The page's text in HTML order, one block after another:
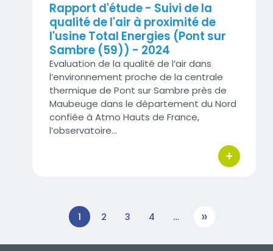
Rapport d'étude - Suivi de la
qualité de l'air à proximité de
l'usine Total Energies (Pont sur
Sambre (59)) - 2024
Evaluation de la qualité de l’air dans
l’environnement proche de la centrale
thermique de Pont sur Sambre près de
Maubeuge dans le département du Nord
confiée à Atmo Hauts de France,
l’observatoire…
+
bouton
1 2 3 4 … SUIVANT
»